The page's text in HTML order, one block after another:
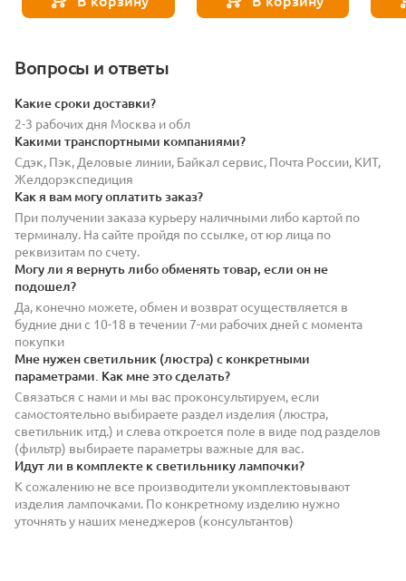
Вопросы и ответы
Какие сроки доставки?
2-3 рабочих дня Москва и обл
Какими транспортными компаниями?
Сдэк, Пэк, Деловые линии, Байкал сервис, Почта России, КИТ,
Желдорэкспедиция
Как я вам могу оплатить заказ?
При получении заказа курьеру наличными либо картой по
терминалу. На сайте пройдя по ссылке, от юр лица по
реквизитам по счету.
Могу ли я вернуть либо обменять товар, если он не
подошел?
Да, конечно можете, обмен и возврат осуществляется в
будние дни с 10-18 в течении 7-ми рабочих дней с момента
покупки
Мне нужен светильник (люстра) с конкретными
параметрами. Как мне это сделать?
Связаться с нами и мы вас проконсультируем, если
самостоятельно выбираете раздел изделия (люстра,
светильник итд.) и слева откроется поле в виде под разделов
(фильтр) выбираете параметры важные для вас.
Идут ли в комплекте к светильнику лампочки?
К сожалению не все производители укомплектовывают
изделия лампочками. По конкретному изделию нужно
уточнять у наших менеджеров (консультантов)